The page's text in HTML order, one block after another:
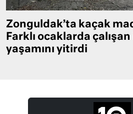
Zonguldak’ta kaçak
Farklı ocaklarda
yaşamını yitirdi